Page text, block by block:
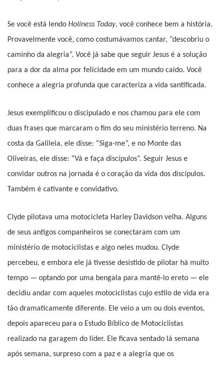
Se você está lendo Holiness Today, você conhece bem a história.
Provavelmente você, como costumávamos cantar, “descobriu o
caminho da alegria”. Você já sabe que seguir Jesus é a solução
para a dor da alma por felicidade em um mundo caído. Você
conhece a alegria profunda que caracteriza a vida santificada.
Jesus exemplificou o discipulado e nos chamou para ele com
duas frases que marcaram o fim do seu ministério terreno. Na
costa da Galileia, ele disse: “Siga-me”, e no Monte das
Oliveiras, ele disse: “Vá e faça discípulos”. Seguir Jesus e
convidar outros na jornada é o coração da vida dos discípulos.
Também é cativante e convidativo.
Clyde pilotava uma motocicleta Harley Davidson velha. Alguns
de seus antigos companheiros se conectaram com um
ministério de motociclistas e algo neles mudou. Clyde
percebeu, e embora ele já tivesse desistido de pilotar há muito
tempo — optando por uma bengala para mantê-lo ereto — ele
decidiu andar com aqueles motociclistas cujo estilo de vida era
tão dramaticamente diferente. Ele veio a um ou dois eventos,
depois apareceu para o Estudo Bíblico de Motociclistas
realizado na garagem do líder. Ele ficava sentado lá semana
após semana, surpreso com a paz e a alegria que os